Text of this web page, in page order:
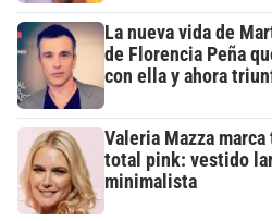
La nueva vida de
de Florencia Peña
con ella y ahora
Valeria Mazza
total pink: vestido
minimalista